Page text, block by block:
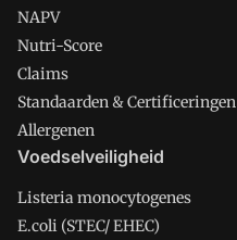
NAPV
Nutri-Score
Claims
Standaarden & Certificeringen
Allergenen
Voedselveiligheid
Listeria monocytogenes
E.coli (STEC/ EHEC)